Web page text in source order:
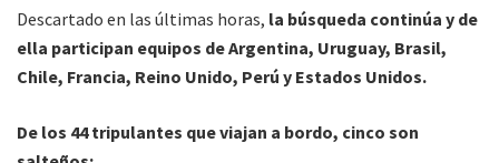
Descartado en las últimas horas, la búsqueda continúa y de
ella participan equipos de Argentina, Uruguay, Brasil,
Chile, Francia, Reino Unido, Perú y Estados Unidos.
De los 44 tripulantes que viajan a bordo, cinco son